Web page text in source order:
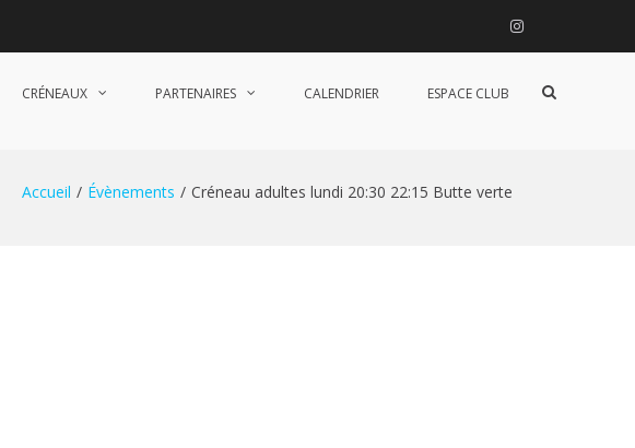
Instagram
CRÉNEAUX PARTENAIRES CALENDRIER ESPACE CLUB
Afficher
Accueil Évènements Créneau adultes lundi 20:30 22:15 Butte verte